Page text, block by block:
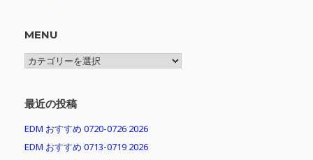
MENU
MENU
最近の投稿
EDM おすすめ 0720-0726 2026
EDM おすすめ 0713-0719 2026